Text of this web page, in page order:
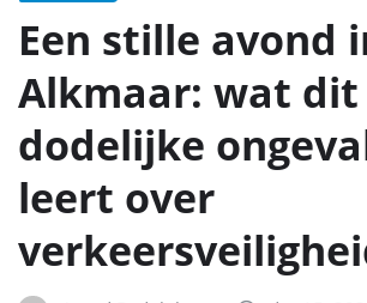
Een stille avond
Alkmaar: wat dit
dodelijke
leert over